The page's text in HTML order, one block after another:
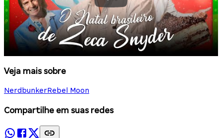
Veja mais sobre
NerdbunkerRebel Moon
Compartilhe em suas redes